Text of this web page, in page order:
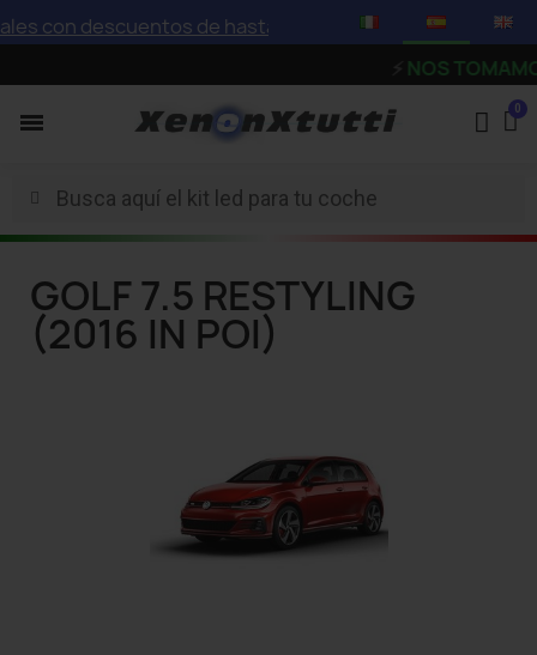
con descuentos de hasta el 75%
NOS
GOLF 7.5 RESTYLING
(2016 IN POI)